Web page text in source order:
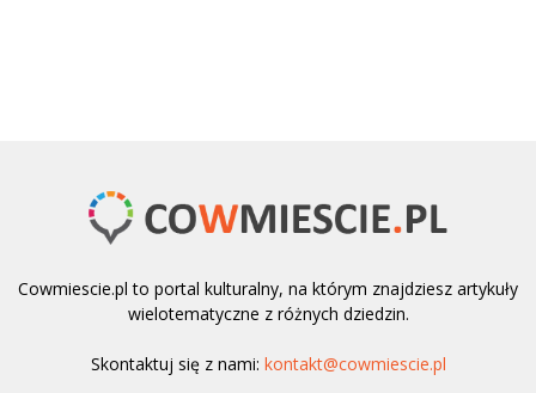
Cowmiescie.pl to portal kulturalny, na którym znajdziesz artykuły
wielotematyczne z różnych dziedzin.
Skontaktuj się z nami: kontakt@cowmiescie.pl